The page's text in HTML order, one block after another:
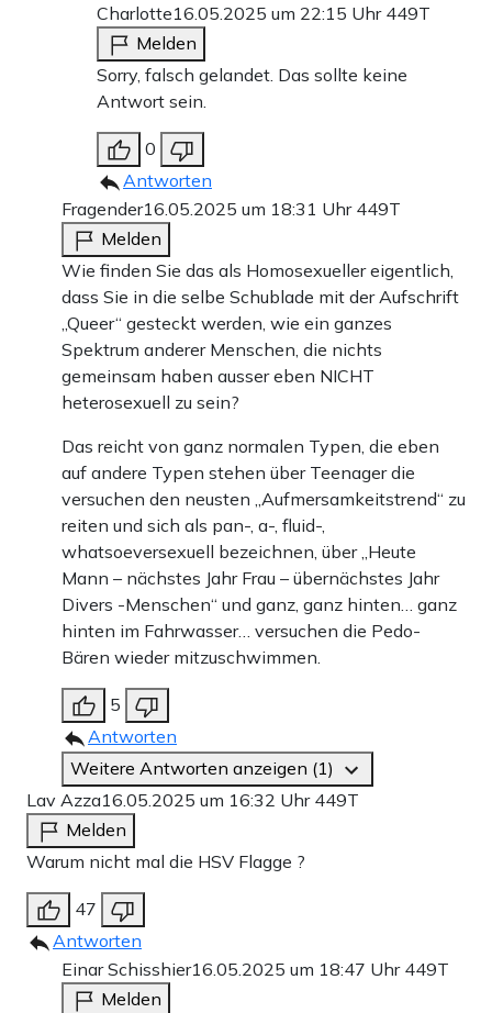
Charlotte16.05.2025 um 22:15 Uhr 449T
Melden
Sorry, falsch gelandet. Das sollte keine
Antwort sein.
0
Antworten
Fragender16.05.2025 um 18:31 Uhr 449T
Melden
Wie finden Sie das als Homosexueller eigentlich,
dass Sie in die selbe Schublade mit der Aufschrift
„Queer“ gesteckt werden, wie ein ganzes
Spektrum anderer Menschen, die nichts
gemeinsam haben ausser eben NICHT
heterosexuell zu sein?
Das reicht von ganz normalen Typen, die eben
auf andere Typen stehen über Teenager die
versuchen den neusten „Aufmersamkeitstrend“ zu
reiten und sich als pan-, a-, fluid-,
whatsoeversexuell bezeichnen, über „Heute
Mann – nächstes Jahr Frau – übernächstes Jahr
Divers -Menschen“ und ganz, ganz hinten… ganz
hinten im Fahrwasser… versuchen die Pedo-
Bären wieder mitzuschwimmen.
5
Antworten
Weitere Antworten anzeigen (1)
Lav Azza16.05.2025 um 16:32 Uhr 449T
Melden
Warum nicht mal die HSV Flagge ?
47
Antworten
Einar Schisshier16.05.2025 um 18:47 Uhr 449T
Melden